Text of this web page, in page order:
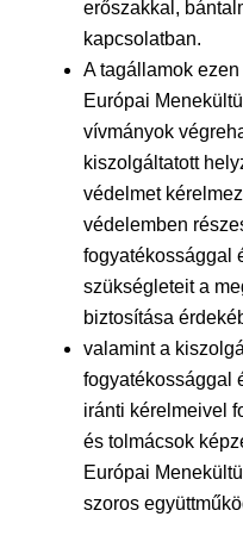
erőszakkal,
kapcsolatban.
A tagállamok
Európai
vívmányok
kiszolgáltatott
védelmet
védelemben
fogyatékossággal
szükségleteit a
biztosítása
valamint a
fogyatékossággal
iránti kérelmeivel
és tolmácsok
Európai
szoros